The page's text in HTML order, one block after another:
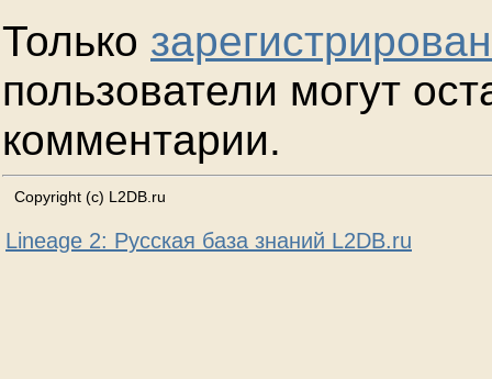
Только
пользователи могут
комментарии.
Copyright (c) L2DB.ru
Lineage 2: Русская база знаний L2DB.ru